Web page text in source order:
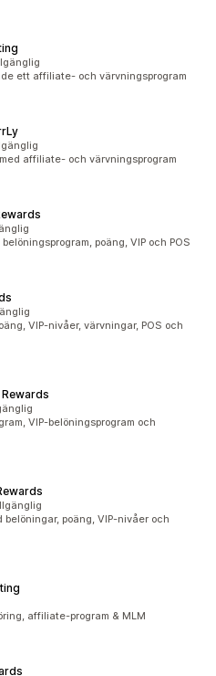
ett affiliate- och värvningsprogram
affiliate- och värvningsprogram
poäng, VIP och POS
VIP-nivåer, värvningar, POS och
VIP-belöningsprogram och
poäng, VIP-nivåer och
affiliate-program & MLM